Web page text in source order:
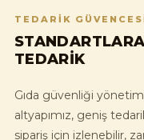
TEDARIK
TEDARIK
Gıda güvenliği
altyapımız, geniş
sipariş için izlenebilir,